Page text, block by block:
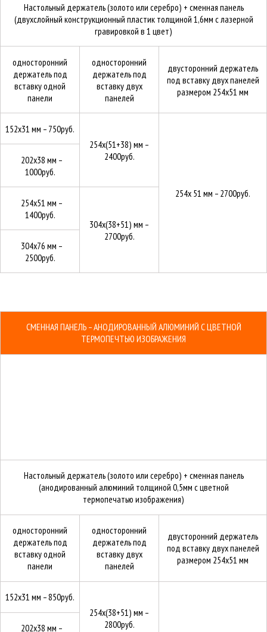
Настольный держатель (золото или серебро) + сменная панель
(двухслойный конструкционный пластик толщиной 1,6мм с лазерной
гравировкой в 1 цвет)
односторонний
держатель под
вставку одной
панели
односторонний
держатель под
вставку двух
панелей
двусторонний держатель
под вставку двух панелей
размером 254х51 мм
152х31 мм – 750руб.
254х(51+38) мм –
2400руб.
254х 51 мм – 2700руб.
202х38 мм –
1000руб.
254х51 мм –
1400руб.
304х(38+51) мм –
2700руб.
304х76 мм –
2500руб.
СМЕННАЯ ПАНЕЛЬ – АНОДИРОВАННЫЙ АЛЮМИНИЙ С ЦВЕТНОЙ
ТЕРМОПЕЧТЬЮ ИЗОБРАЖЕНИЯ
Настольный держатель (золото или серебро) + сменная панель
(анодированный алюминий толщиной 0,5мм с цветной
термопечатью изображения)
односторонний
держатель под
вставку одной
панели
односторонний
держатель под
вставку двух
панелей
двусторонний держатель
под вставку двух панелей
размером 254х51 мм
152х31 мм –850руб.
254х(38+51) мм –
2800руб.
202х38 мм –